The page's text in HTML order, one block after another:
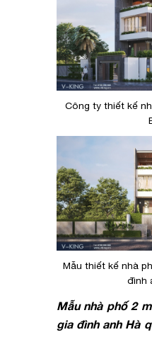
Công ty thiết kế
Mẫu thiết kế nhà
đình
Mẫu nhà phố 2
gia đình anh Hà